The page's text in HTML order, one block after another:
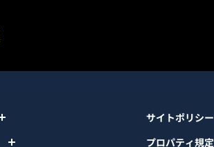
サイトポリシー
プロパティ規定